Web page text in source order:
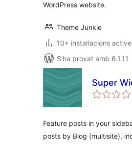
WordPress website.
Theme Junkie
10+ instal·lacions
S'ha provat amb 6.1.11
Super
Feature posts in your
posts by Blog (multisite),